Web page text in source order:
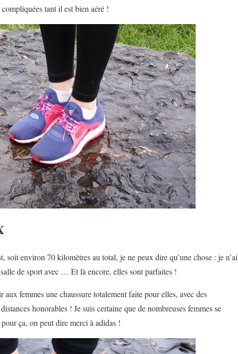
tant il est bien aéré !
soit environ 70 kilomètres au total, je ne peux dire qu’une chose : je n’ai
de sport avec … Et là encore, elles sont parfaites !
femmes une chaussure totalement faite pour elles, avec des
honorables ! Je suis certaine que de nombreuses femmes se
ça, on peut dire merci à adidas !